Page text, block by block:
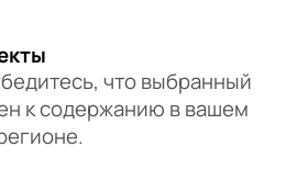
что выбранный
к содержанию в вашем